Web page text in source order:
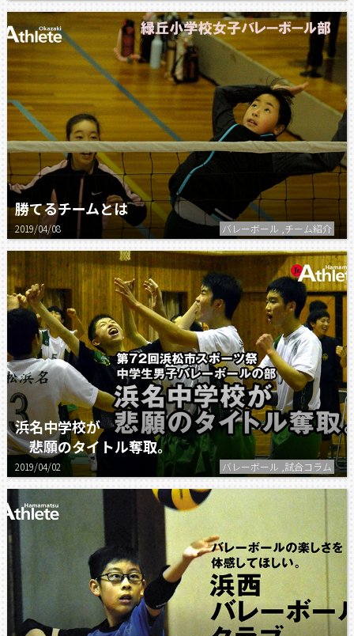
勝てるチームとは
2019/04/08 バレーボール ,チーム紹介
浜名中学校が
悲願のタイトル奪取。
2019/04/02 バレーボール ,試合コラム